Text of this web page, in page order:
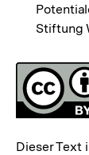
Stiftung
Dieser Text